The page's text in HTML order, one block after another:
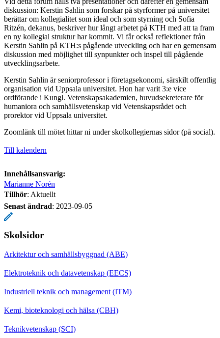
diskussion: Kerstin Sahlin som forskar på styrformer på universitet
berättar om kollegialitet som ideal och som styrning och Sofia
Ritzén, dekanus, beskriver hur långt arbetet på KTH med att ta fram
en ny kollegial struktur har kommit. Vi får också reflektioner från
Kerstin Sahlin på KTH:s pågående utveckling och har en gemensam
diskussion med möjlighet till synpunkter och inspel till pågående
utvecklingsarbete.
Kerstin Sahlin är seniorprofessor i företagsekonomi, särskilt offentlig
organisation vid Uppsala universitet. Hon har varit 3:e vice
ordförande i Kungl. Vetenskapsakademien, huvudsekreterare för
humaniora och samhällsvetenskap vid Vetenskapsrådet och
prorektor vid Uppsala universitet.
Zoomlänk till mötet hittar ni under skolkollegiernas sidor (på social).
Till kalendern
Innehållsansvarig:
Marianne Norén
Tillhör: Aktuellt
Senast ändrad: 2023-09-05
Skolsidor
Arkitektur och samhällsbyggnad (ABE)
Elektroteknik och datavetenskap (EECS)
Industriell teknik och management (ITM)
Kemi, bioteknologi och hälsa (CBH)
Teknikvetenskap (SCI)